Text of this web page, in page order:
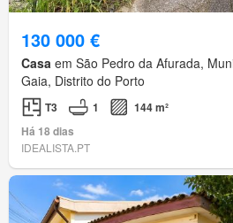
130 000 €
Casa em São Pedro da Afurada,
Gaia, Distrito do Porto
T3 1
144 m²
Há 18 dias
IDEALISTA.PT